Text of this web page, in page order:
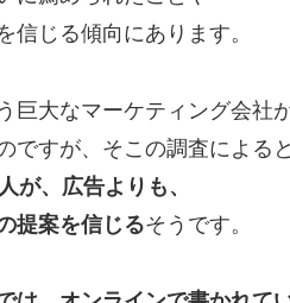
信じる傾向にあります。
巨大なマーケティング会社
ですが、そこの調査によると
が、広告よりも、
提案を信じるそうです。